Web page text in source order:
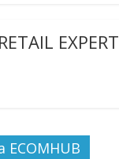
RETAIL EXPERT
ECOMHUB